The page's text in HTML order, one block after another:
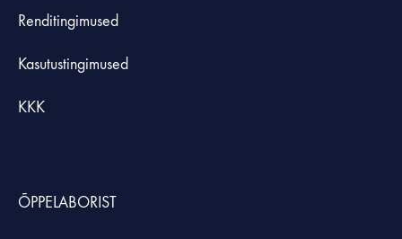
Renditingimused
Kasutustingimused
KKK
ÕPPELABORIST